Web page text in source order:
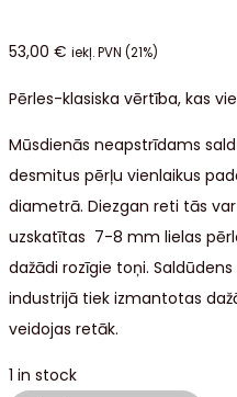
53,00 € iekļ. PVN (21%)
Pērles-klasiska vērtība, kas
Mūsdienās neapstrīdams
desmitus pērļu vienlaikus
diametrā. Diezgan reti tās
uzskatītas 7-8 mm lielas
dažādi rozīgie toņi.
industrijā tiek izmantotas
veidojas retāk.
1 in stock